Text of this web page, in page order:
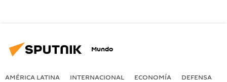
Mundo
AMÉRICA LATINA INTERNACIONAL ECONOMÍA DEFENSA